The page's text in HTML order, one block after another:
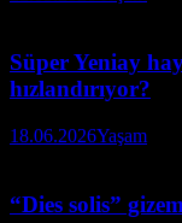
Süper Yeniay
hızlandırıyor?
18.06.2026Yaşam
“Dies solis”